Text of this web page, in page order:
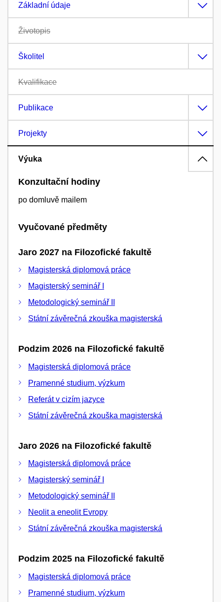
Základní údaje
Životopis
Školitel
Kvalifikace
Publikace
Projekty
Výuka
Konzultační hodiny
po domluvě mailem
Vyučované předměty
Jaro 2027 na Filozofické fakultě
Magisterská diplomová práce
Magisterský seminář I
Metodologický seminář II
Státní závěrečná zkouška magisterská
Podzim 2026 na Filozofické fakultě
Magisterská diplomová práce
Pramenné studium, výzkum
Referát v cizím jazyce
Státní závěrečná zkouška magisterská
Jaro 2026 na Filozofické fakultě
Magisterská diplomová práce
Magisterský seminář I
Metodologický seminář II
Neolit a eneolit Evropy
Státní závěrečná zkouška magisterská
Podzim 2025 na Filozofické fakultě
Magisterská diplomová práce
Pramenné studium, výzkum